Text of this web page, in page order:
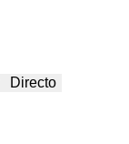
Directo